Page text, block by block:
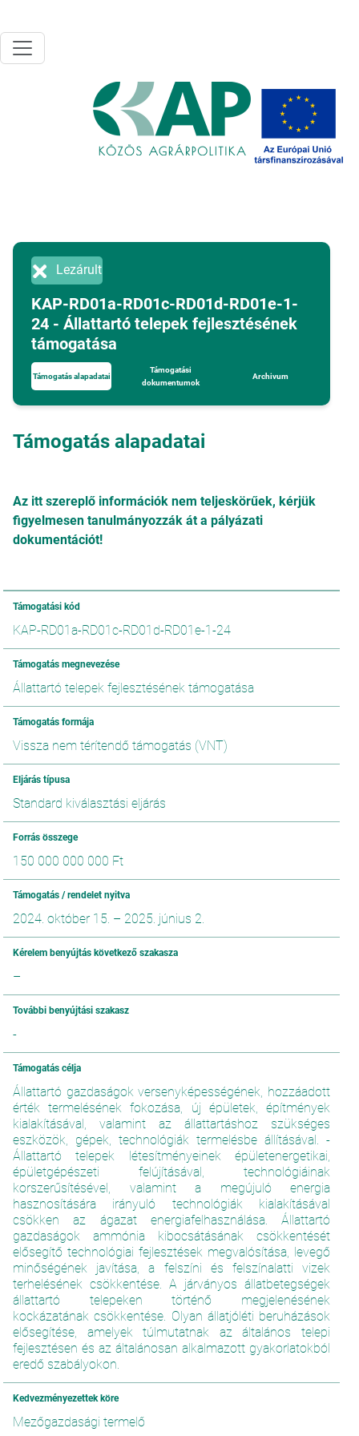
Lezárult
KAP-RD01a-RD01c-RD01d-RD01e-1-
24 - Állattartó telepek fejlesztésének
támogatása
Támogatás alapadatai
Támogatási
dokumentumok
Archivum
Támogatás alapadatai
Az itt szereplő információk nem teljeskörűek, kérjük
figyelmesen tanulmányozzák át a pályázati
dokumentációt!
Támogatási kód
KAP-RD01a-RD01c-RD01d-RD01e-1-24
Támogatás megnevezése
Állattartó telepek fejlesztésének támogatása
Támogatás formája
Vissza nem térítendő támogatás (VNT)
Eljárás típusa
Standard kiválasztási eljárás
Forrás összege
150 000 000 000 Ft
Támogatás / rendelet nyitva
2024. október 15. – 2025. június 2.
Kérelem benyújtás következő szakasza
–
További benyújtási szakasz
-
Támogatás célja
Állattartó gazdaságok versenyképességének, hozzáadott
érték termelésének fokozása, új épületek, építmények
kialakításával, valamint az állattartáshoz szükséges
eszközök, gépek, technológiák termelésbe állításával. -
Állattartó telepek létesítményeinek épületenergetikai,
épületgépészeti felújításával, technológiáinak
korszerűsítésével, valamint a megújuló energia
hasznosítására irányuló technológiák kialakításával
csökken az ágazat energiafelhasználása. Állattartó
gazdaságok ammónia kibocsátásának csökkentését
elősegítő technológiai fejlesztések megvalósítása, levegő
minőségének javítása, a felszíni és felszínalatti vizek
terhelésének csökkentése. A járványos állatbetegségek
állattartó telepeken történő megjelenésének
kockázatának csökkentése. Olyan állatjóléti beruházások
elősegítése, amelyek túlmutatnak az általános telepi
fejlesztésen és az általánosan alkalmazott gyakorlatokból
eredő szabályokon.
Kedvezményezettek köre
Mezőgazdasági termelő